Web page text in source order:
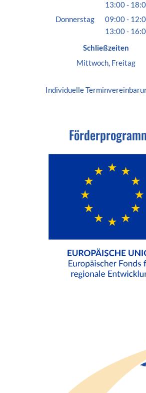
13:00-
Donnerstag 09:00-
13:00-
Schließzeiten
Mittwoch, Freitag
Individuelle